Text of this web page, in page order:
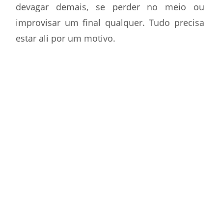
devagar demais, se perder no meio ou
improvisar um final qualquer. Tudo precisa
estar ali por um motivo.